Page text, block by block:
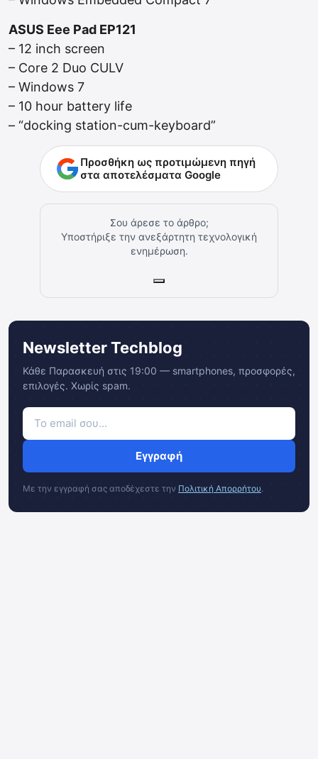
ASUS Eee Pad EP121
– 12 inch screen
– Core 2 Duo CULV
– Windows 7
– 10 hour battery life
– “docking station-cum-keyboard”
Προσθήκη ως προτιμώμενη πηγή
στα αποτελέσματα Google
Σου άρεσε το άρθρο;
Υποστήριξε την ανεξάρτητη τεχνολογική
ενημέρωση.
Newsletter Techblog
Κάθε Παρασκευή στις 19:00 — smartphones, προσφορές,
επιλογές. Χωρίς spam.
Εγγραφή
Με την εγγραφή σας αποδέχεστε την Πολιτική Απορρήτου.